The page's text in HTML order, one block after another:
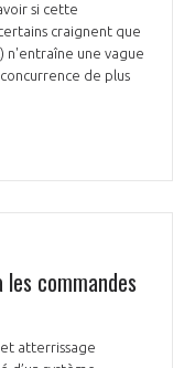
si cette
craignent que
n'entraîne une vague
de plus
les commandes
atterrissage